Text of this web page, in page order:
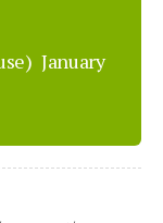
January